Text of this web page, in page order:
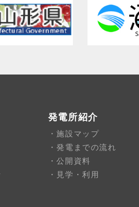
発電所紹介
施設マップ
発電までの流れ
公開資料
見学・利用